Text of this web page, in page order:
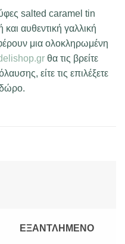
salted caramel tin
αυθεντική γαλλική
μια ολοκληρωμένη
θα τις βρείτε
είτε τις επιλέξετε
δώρο.
ΕΞΑΝΤΛΗΜΈΝΟ